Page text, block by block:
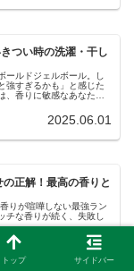
つい時の洗濯・干し
ールドジェルボール。し
強すぎるかも」と感じた
、香りに敏感なあなたの
2025.06.01
正解！最高の香りと
りが喧嘩しない最強ラン
チな香りが続く、失敗し
2025.05.28
トップ サイドバー